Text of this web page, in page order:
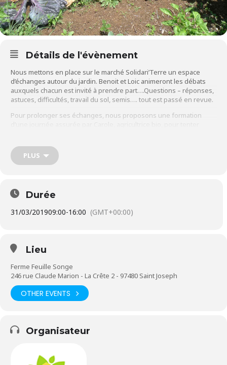
Détails de l'évènement
Nous mettons en place sur le marché Solidari’Terre un espace
d’échanges autour du jardin. Benoit et Loic animeront les débats
auxquels chacun est invité à prendre part….Questions – réponses,
astuces, difficultés, travail du sol, semis…. tout est passé en revue.
Pour prolonger ses échanges, nous proposons une formation
Journée de 9h à 16h. Prévoir son repas, son équipement (chapeau,
chaussures, gants….)
Prix : 50 € adhérent / 60€ non adhérent Acompte de 10 € à la
réservation.
Inscription ci dessous.
PLUS
Durée
31/03/201909:00-16:00 (GMT+00:00)
Lieu
Ferme Feuille Songe
246 rue Claude Marion - La Crête 2 - 97480 Saint Joseph
OTHER EVENTS
Organisateur